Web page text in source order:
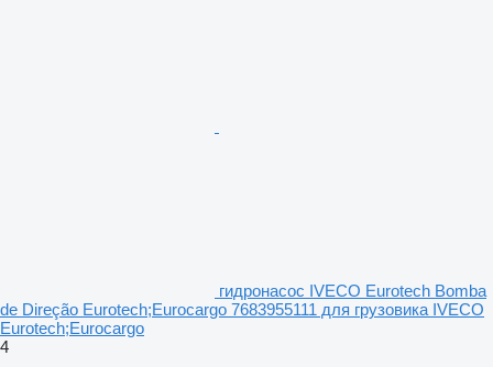
гидронасос IVECO Eurotech Bomba
de Direção Eurotech;Eurocargo 7683955111 для грузовика IVECO
Eurotech;Eurocargo
4